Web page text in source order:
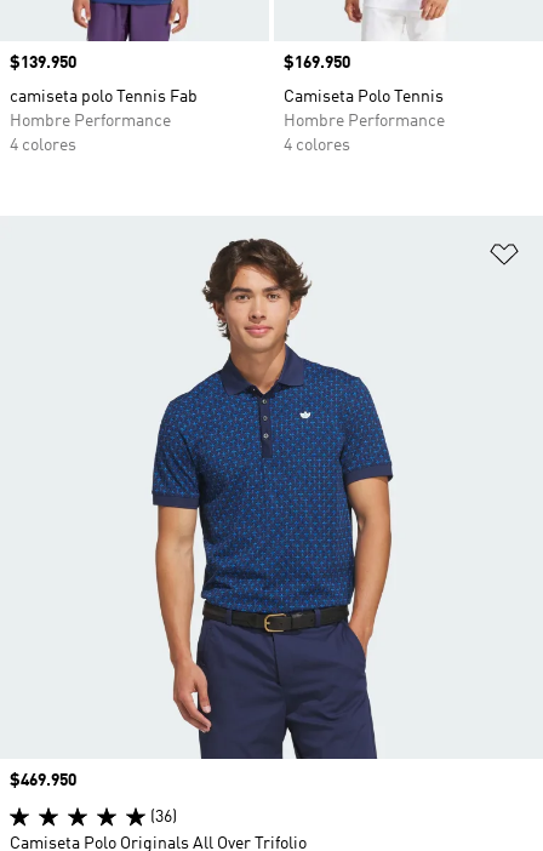
Precio
$139.950
camiseta polo Tennis Fab
Hombre Performance
4 colores
Precio
$169.950
Camiseta Polo Tennis
Hombre Performance
4 colores
Precio
$469.950
(36)
Camiseta Polo Originals All Over Trifolio